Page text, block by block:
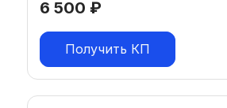
6 500 ₽
Получить КП